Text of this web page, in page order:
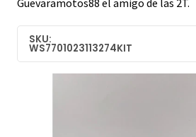
Guevaramotos88 el amigo de las 2T.
SKU:
WS7701023113274KIT